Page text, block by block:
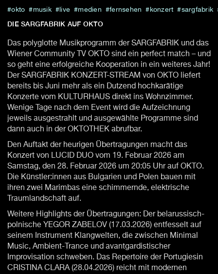
okto musik live medien fernsehen konzert sargfabrik
DIE SARGFABRIK AUF OKTO
Das polyglotte Musikprogramm der SARGFABRIK und das
Wiener Community TV OKTO sind ein perfect match – und
so geht eine erfolgreiche Kooperation in ein weiteres Jahr!
Der SARGFABRIK KONZERT-STREAM von OKTO liefert
bereits bis Juni mehr als ein Dutzend hochkarätige
Konzerte vom KULTURHAUS direkt ins Wohnzimmer.
Wenige Tage nach dem Event wird die Aufzeichnung
jeweils ausgestrahlt und ausgewählte Programme sind
dann auch in der OKTOTHEK abrufbar.
Den Auftakt der heurigen Übertragungen macht das
Konzert von LUCID DUO vom 19. Februar 2026 am
Samstag, den 28. Februar 2026 um 20:05 Uhr auf OKTO.
Die Künstler:innen aus Bulgarien und Polen bauen mit
ihren zwei Marimbas eine schimmernde, elektrische
Traumlandschaft auf.
Weitere Highlights der Übertragungen: Der belarussisch-
polnische YEGOR ZABELOV (17.03.2026) entfesselt auf
seinem Instrument Klangwelten, die zwischen Minimal
Music, Ambient-Trance und avantgardistischer
Improvisation schweben. Das Repertoire der Portugiesin
CRISTINA CLARA (28.04.2026) reicht mit modernen